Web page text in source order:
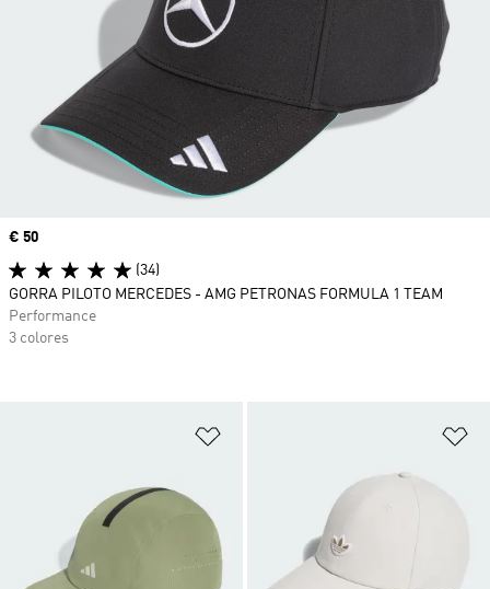
Precio
€ 50
(34)
GORRA PILOTO MERCEDES - AMG PETRONAS FORMULA 1 TEAM
Performance
3 colores